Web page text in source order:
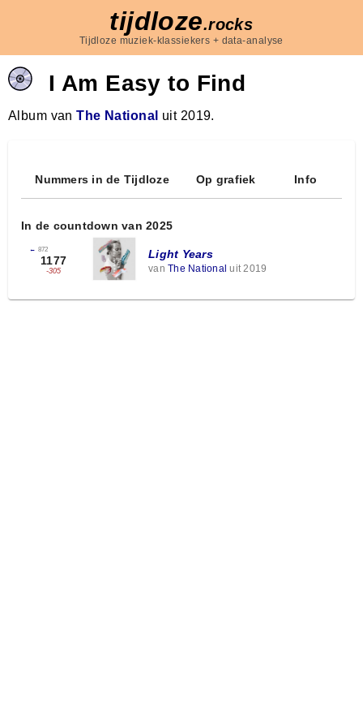
tijdloze.rocks
Tijdloze muziek-klassiekers + data-analyse
I Am Easy to Find
Album vanThe National uit 2019.
Nummers in de Tijdloze Op grafiek Info
In de countdown van 2025
← 872
1177
-305
Light Years
van The National uit 2019